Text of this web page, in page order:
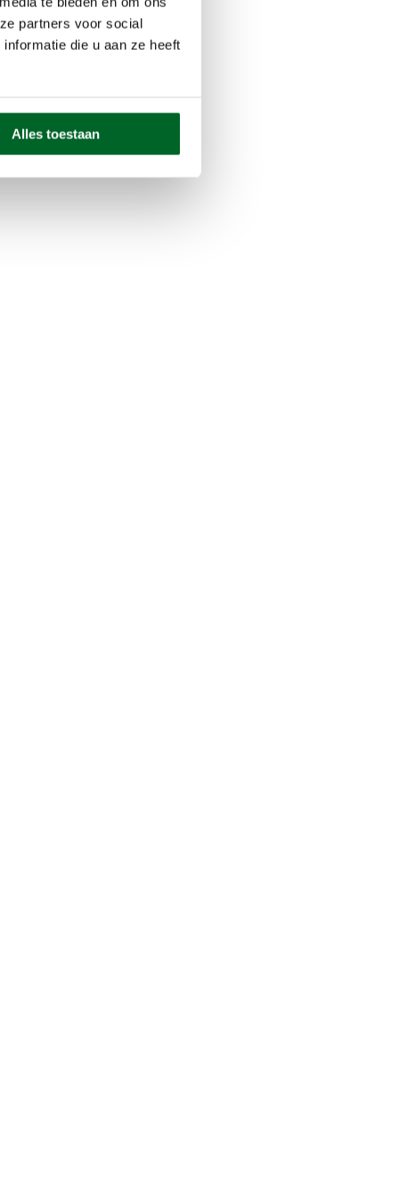
partners voor social
die u aan ze heeft
Alles toestaan